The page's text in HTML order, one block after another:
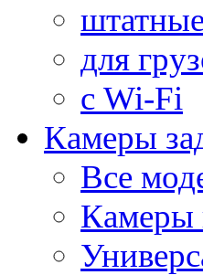
для
с Wi-Fi
Камеры
Все
Камеры